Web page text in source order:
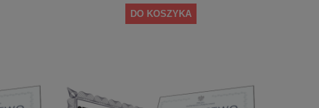
DO KOSZYKA